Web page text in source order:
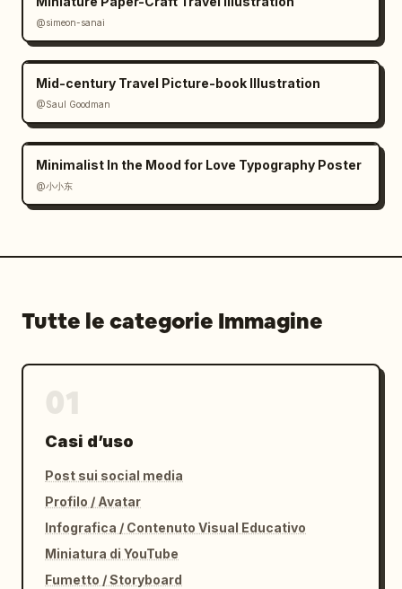
@simeon-sanai
Mid-century Travel Picture-book Illustration
@Saul Goodman
Minimalist In the Mood for Love Typography Poster
@小小东
Tutte le categorie Immagine
Casi d’uso
Post sui social media
Profilo / Avatar
Infografica / Contenuto Visual Educativo
Miniatura di YouTube
Fumetto / Storyboard